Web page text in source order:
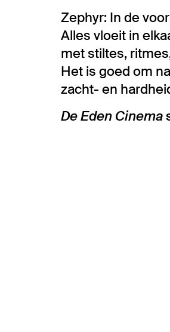
Zephyr: In de
Alles vloeit in
met stiltes,
Het is goed om
zacht- en
De Eden Cinema